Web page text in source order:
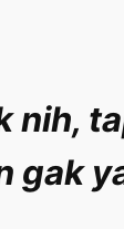
nih,
gak